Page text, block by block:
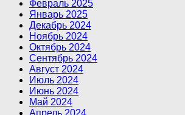
Февраль 2025
Январь 2025
Декабрь 2024
Ноябрь 2024
Октябрь 2024
Сентябрь 2024
Август 2024
Июль 2024
Июнь 2024
Май 2024
Апрель 2024